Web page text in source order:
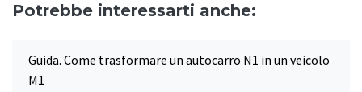
Potrebbe interessarti anche:
Guida. Come trasformare un autocarro N1 in un veicolo
M1